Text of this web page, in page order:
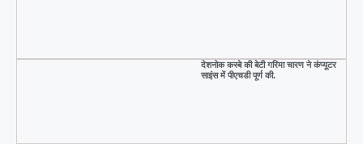
देशनोक कस्बे की बेटी गरिमा चारण ने कंप्यूटर
साइंस में पीएचडी पूर्ण की.